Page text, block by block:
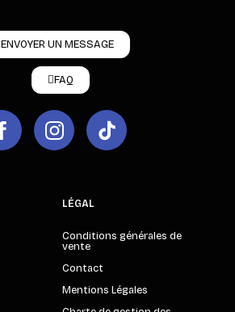
ENVOYER UN MESSAGE
FAQ
LÉGAL
Conditions générales de
vente
Contact
Mentions Légales